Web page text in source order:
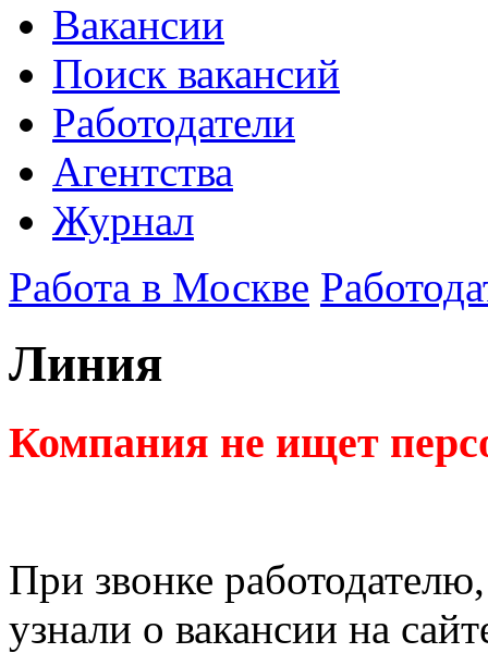
Вакансии
Поиск вакансий
Работодатели
Агентства
Журнал
Работа в Москве
Линия
Компания не ищет
При звонке
узнали о вакансии на